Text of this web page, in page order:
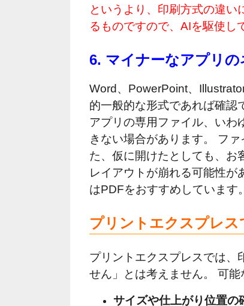
というより、印刷方式の違
るものですので、AIを駆使し
6. マイナーなアプリ
Word、PowerPoint、
的一般的な形式であれば確認
アプリの専用ファイル、いわ
きない場合があります。 フ
た、仮に開けたとしても、お
レイアウトが崩れる可能性が
はPDFをおすすめしています。
プリントエクスプレス
プリントエクスプレスでは、
せん」とは考えません。 可能
サイズや仕上がり位置の